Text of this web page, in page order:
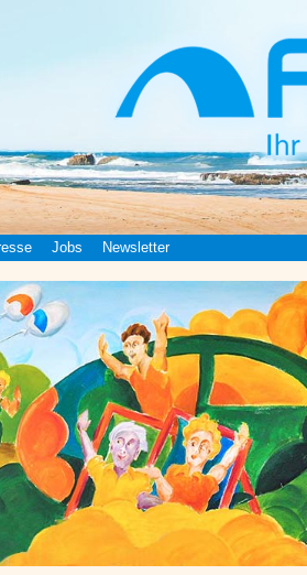
Jobs Newsletter